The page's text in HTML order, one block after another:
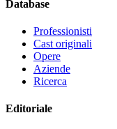
Database
Professionisti
Cast originali
Opere
Aziende
Ricerca
Editoriale